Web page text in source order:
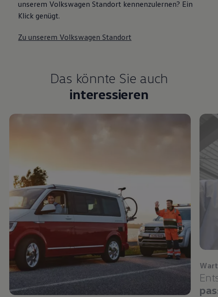
unserem Volkswagen Standort kennenzulernen? Ein
Klick genügt.
Zu unserem Volkswagen Standort
Das könnte Sie auch
interessieren